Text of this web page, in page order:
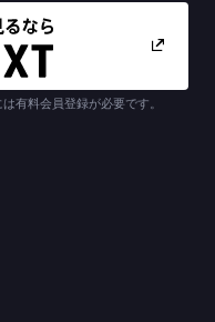
哀愁の心臓震（ハートフル）
有料会員登録が必要です。